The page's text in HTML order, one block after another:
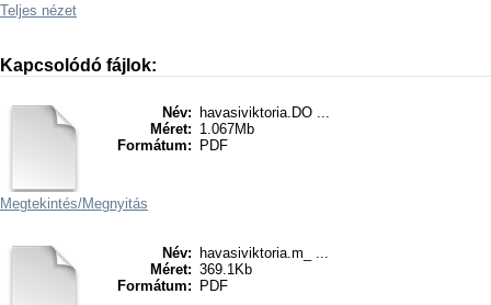
Teljes nézet
Kapcsolódó fájlok:
Név:
havasiviktoria.DO ...
Méret: 1.067Mb
Formátum:
PDF
Megtekintés/Megnyitás
Név:
havasiviktoria.m_ ...
Méret: 369.1Kb
Formátum:
PDF